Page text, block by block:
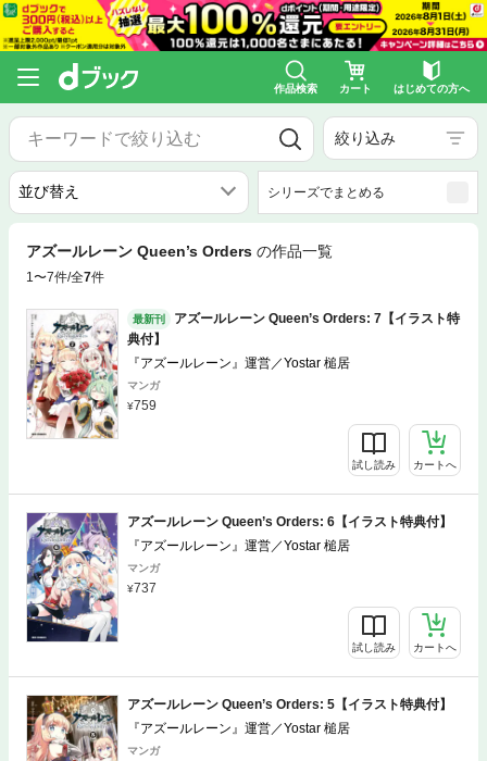
作品検索 カート はじめての方へ
絞り込み
シリーズでまとめる
アズールレーン Queen’s Orders の作品一覧
1〜7件/全7件
最新刊
アズールレーン Queen’s Orders: 7【イラスト特
典付】
『アズールレーン』運営／Yostar 槌居
マンガ
759
試し読み カートへ
アズールレーン Queen’s Orders: 6【イラスト特典付】
『アズールレーン』運営／Yostar 槌居
マンガ
737
試し読み カートへ
アズールレーン Queen’s Orders: 5【イラスト特典付】
『アズールレーン』運営／Yostar 槌居
マンガ